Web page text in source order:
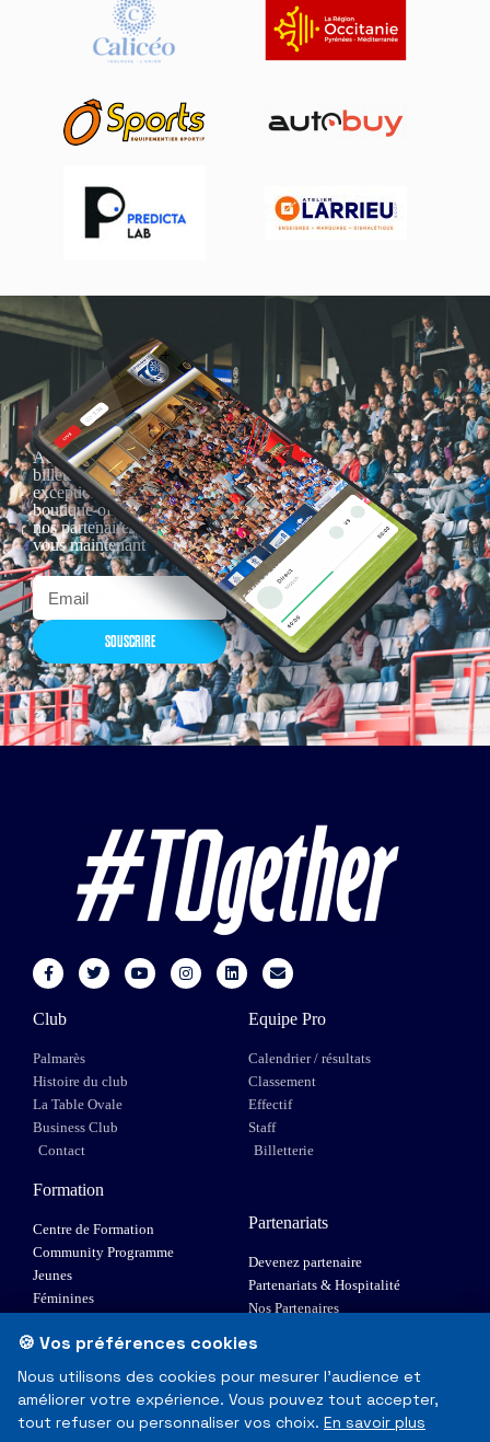
Actualités, nouveautés,
billetterie, remises
exceptionnelles dans la
boutique officielles & chez
nos partenaires… Inscrivez-
vous maintenant
SOUSCRIRE
Club
Palmarès
Histoire du club
La Table Ovale
Business Club
Contact
Equipe Pro
Calendrier / résultats
Classement
Effectif
Staff
Billetterie
Formation
Centre de Formation
Community Programme
Jeunes
Féminines
Elite 1
Partenariats
Devenez partenaire
Partenariats & Hospitalité
Nos Partenaires
© Toulouse Olympique XIII - Tous droits réservés
🍪 Vos préférences cookies
Nous utilisons des cookies pour mesurer l'audience et
améliorer votre expérience. Vous pouvez tout accepter,
tout refuser ou personnaliser vos choix. En savoir plus